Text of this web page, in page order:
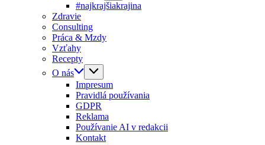
#najkrajšiakrajina
Zdravie
Consulting
Práca & Mzdy
Vzťahy
Recepty
O nás
Impresum
Pravidlá používania
GDPR
Reklama
Používanie AI v redakcii
Kontakt